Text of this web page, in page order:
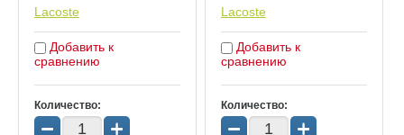
Lacoste
Добавить к
сравнению
Количество:
− +
Lacoste
Добавить к
сравнению
Количество:
− +